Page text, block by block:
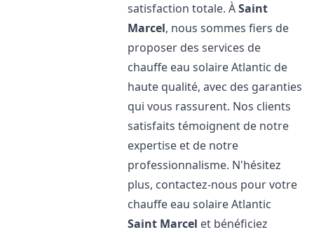
satisfaction totale. ÀSaint
Marcel, nous sommes fiers de
proposer des services de
chauffe eau solaire Atlantic de
haute qualité, avec des garanties
qui vous rassurent. Nos clients
satisfaits témoignent de notre
expertise et de notre
professionnalisme. N'hésitez
plus, contactez-nous pour votre
chauffe eau solaire Atlantic
Saint Marcel et bénéficiez